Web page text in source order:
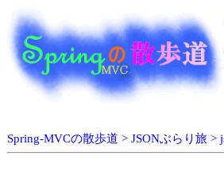
Spring-MVCの散歩道 > JSONぶらり旅